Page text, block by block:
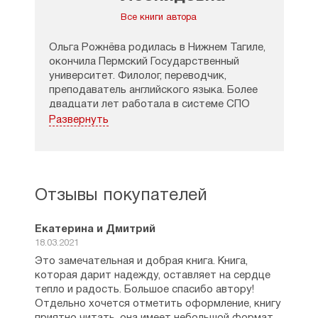
Все книги автора
Ольга Рожнёва родилась в Нижнем Тагиле,
окончила Пермский Государственный
университет. Филолог, переводчик,
преподаватель английского языка. Более
двадцати лет работала в системе СПО
преподавателем английского языка,
С 2008 по 2015 год трудилась
в издательстве и экскурсионной службе
в Сретенском издательстве.
истории» (2011), «Пельмени для Витальки»
(2013), «Дороги нашей жизни» (2013),
«Тесный путь» (2014), «Оптинские
дневники» (2014), «Родственные души»
Развернуть
Отзывы покупателей
Екатерина и Дмитрий
18.03.2021
Это замечательная и добрая книга. Книга,
которая дарит надежду, оставляет на сердце
тепло и радость. Большое спасибо автору!
Отдельно хочется отметить оформление, книгу